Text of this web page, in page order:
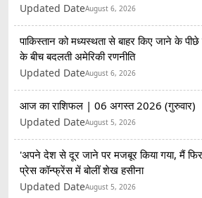
Updated DateAugust 6, 2026
पाकिस्तान को मध्यस्थता से बाहर किए जाने के
के बीच बदलती अमेरिकी रणनीति
Updated DateAugust 6, 2026
आज का राशिफल | 06 अगस्त 2026 (गुरुवार)
Updated DateAugust 5, 2026
'अपने देश से दूर जाने पर मजबूर किया गया, मैं फिर
प्रेस कॉन्फ्रेंस में बोलीं शेख हसीना
Updated DateAugust 5, 2026